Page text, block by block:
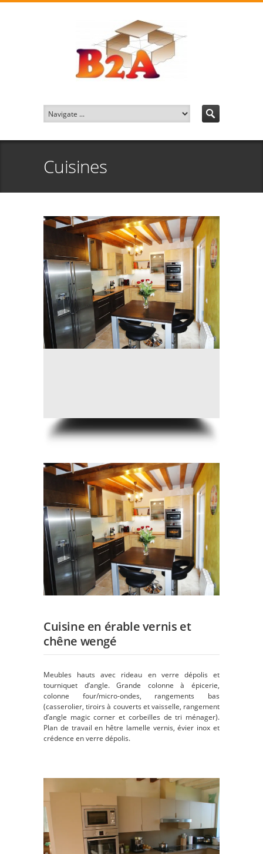
Cuisines
Cuisine en érable vernis et
chêne wengé
Meubles hauts avec rideau en verre dépolis et
tourniquet d’angle. Grande colonne à épicerie,
colonne four/micro-ondes, rangements bas
(casserolier, tiroirs à couverts et vaisselle, rangement
d’angle magic corner et corbeilles de tri ménager).
Plan de travail en hêtre lamelle vernis, évier inox et
crédence en verre dépolis.